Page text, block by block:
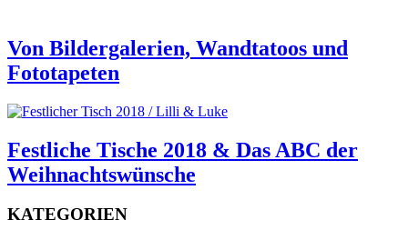
Von Bildergalerien, Wandtatoos und
Fototapeten
Festliche Tische 2018 & Das ABC der
Weihnachtswünsche
KATEGORIEN